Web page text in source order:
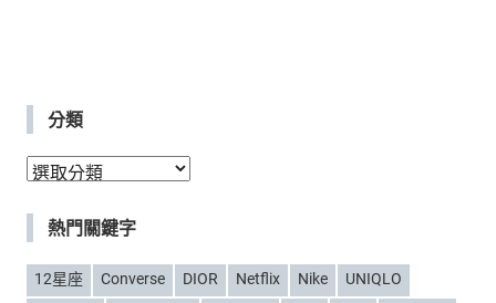
分類
分
熱門關鍵字
12星座 Converse DIOR Netflix Nike
UNIQLO